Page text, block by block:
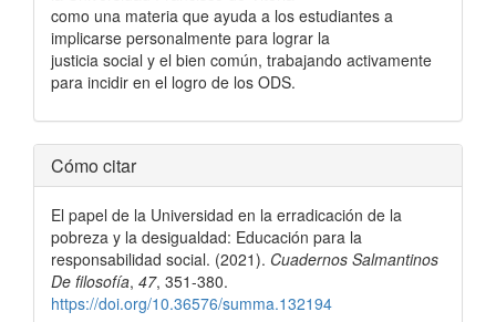
como una materia que ayuda a los estudiantes a
implicarse personalmente para lograr la
justicia social y el bien común, trabajando activamente
para incidir en el logro de los ODS.
Detalles
del
artículo
Cómo citar
El papel de la Universidad en la erradicación de la
pobreza y la desigualdad: Educación para la
responsabilidad social. (2021). Cuadernos Salmantinos
De filosofía, 47, 351-380.
https://doi.org/10.36576/summa.132194